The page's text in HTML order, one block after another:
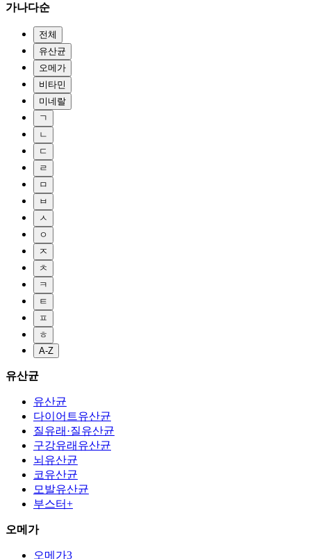
가나다순
전체
유산균
오메가
비타민
미네랄
ㄱ
ㄴ
ㄷ
ㄹ
ㅁ
ㅂ
ㅅ
ㅇ
ㅈ
ㅊ
ㅋ
ㅌ
ㅍ
ㅎ
A-Z
유산균
유산균
다이어트유산균
질유래·질유산균
구강유래유산균
뇌유산균
코유산균
모발유산균
부스터+
오메가
오메가3